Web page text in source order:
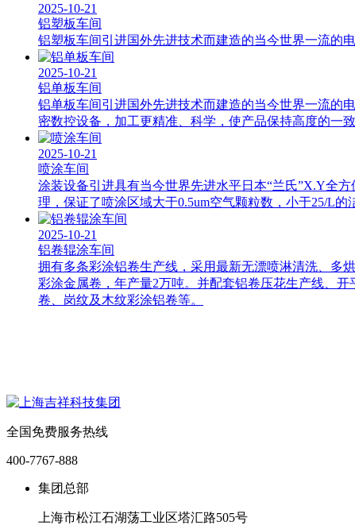
2025-10-21
铝塑板车间
铝塑板车间引进国外先进技术而建造的当今世界一流的
2025-10-21
铝单板车间
铝单板车间引进国外先进技术而建造的当今世界一流的
密数控设备，加工更精准、科学，使产品保持高度的一致
2025-10-21
喷涂车间
涂装设备引进具有当今世界先进水平日本“兰氏”X.Y全
理，保证了喷涂区域大于0.5um空气颗粒数，小于25/L的
2025-10-21
铝卷辊涂车间
拥有多条彩涂铝卷生产线，采用最新无漂喷淋清洗、多
彩涂金属卷，年产量2万吨。并配套铝卷压花生产线、
卷、岗纹及木纹彩涂铝卷等。
全国免费服务热线
400-7767-888
集团总部
上海市松江石湖荡工业区塔汇路505号